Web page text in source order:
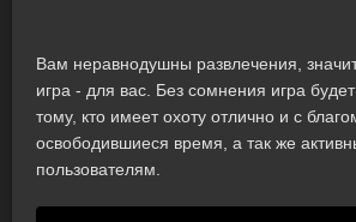
Вам неравнодушны развлечения,
игра - для вас. Без сомнения игра будет
тому, кто имеет охоту отлично и с
освободившиеся время, а так же
пользователям.